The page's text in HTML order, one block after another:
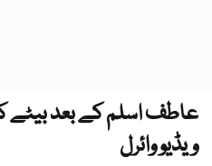
عاطف اسلم کے بعد بیٹے
ویڈیو وائرل